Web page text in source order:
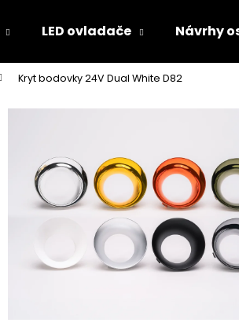
LED ovladače Návrhy
Kryt bodovky 24V Dual White D82
Co potřebujete najít?
Doporučujeme